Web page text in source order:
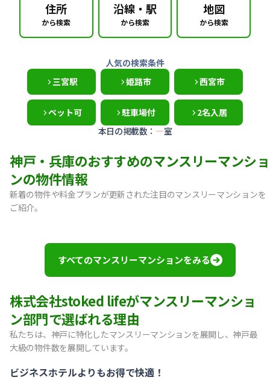
住所
から検索
沿線・駅
から検索
地図
から検索
人気の検索条件
三宮駅
姫路市 西宮市
ペット可 駐車場付
2名入居
本日の掲載数： —室
神戸・兵庫のおすすめのマンスリーマンショ
ンの物件情報
新着の物件や料金プランが更新された注目のマンスリーマンションを
ご紹介。
【灘区・JR六甲道】Sステイ六甲道SOUTH・OL｜禁煙ル
【東灘区・摂津本山】Sステイ本山サンハイツOL｜禁煙
【東灘区・JR住吉】Sステイ神戸住吉本町OL｜禁煙ルーム
【神戸・春日野道】Sステイ三宮東アスヴェル｜禁煙ルー
【宝塚市・逆瀬川】Sステイ逆瀬川｜禁煙ルーム・Wi-Fi無料
【西宮北口】Sステイ西宮北口第２｜禁煙ルーム・Wi-Fiレ
【西宮北口】Sステイ西宮北口第２｜禁煙ルーム・Wi-Fiレ
【神戸・三宮】Sステイ神戸三宮レガニール｜禁煙ルーム
すべてのマンスリーマンションをみる
株式会社stoked lifeがマンスリーマンショ
ン部門で選ばれる理由
私たちは、神戸に特化したマンスリーマンションを展開し、神戸最
大級の物件数を展開しています。
ビジネスホテルよりもお得で快適！